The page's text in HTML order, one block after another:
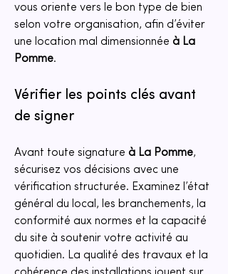
vous oriente vers le bon type de bien
selon votre organisation, afin d’éviter
une location mal dimensionnée à La
Pomme.
Vérifier les points clés avant
de signer
Avant toute signature à La Pomme,
sécurisez vos décisions avec une
vérification structurée. Examinez l’état
général du local, les branchements, la
conformité aux normes et la capacité
du site à soutenir votre activité au
quotidien. La qualité des travaux et la